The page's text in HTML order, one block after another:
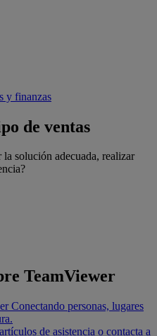
y finanzas
de ventas
la solución adecuada, realizar
TeamViewer
Conectando personas, lugares
de asistencia o contacta a